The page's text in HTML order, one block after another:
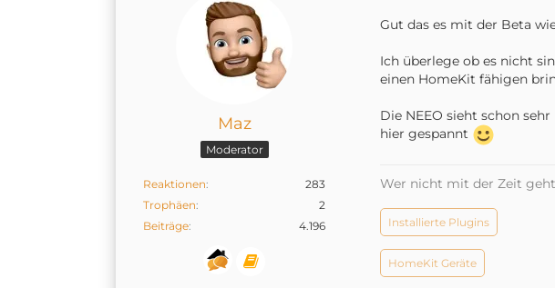
Maz
Moderator
Reaktionen
283
Trophäen
2
Beiträge
4.196
Gut das es mit der Beta
Ich überlege ob es nicht
einen HomeKit fähigen
Die NEEO sieht schon
hier gespannt
Wer nicht mit der Zeit
Installierte Plugins
HomeKit Geräte